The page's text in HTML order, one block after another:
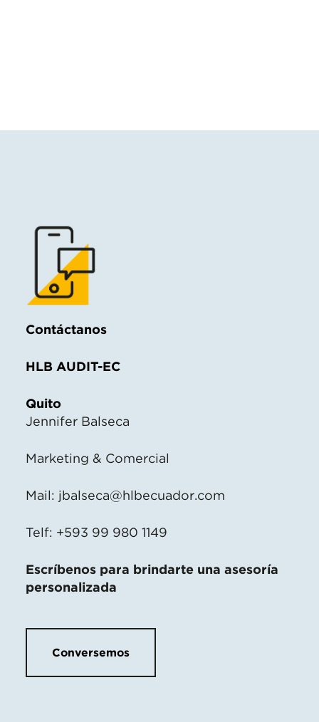
Contáctanos
HLB AUDIT-EC
Quito
Jennifer Balseca
Marketing & Comercial
Mail: jbalseca@hlbecuador.com
Telf: +593 99 980 1149
Escríbenos para brindarte una asesoría
personalizada
Conversemos